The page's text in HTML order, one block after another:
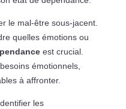
le mal-être sous-jacent.
quelles émotions ou
est crucial.
émotionnels,
à affronter.
les